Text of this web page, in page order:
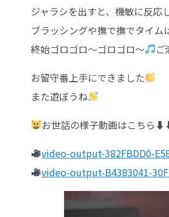
ジャラシを出すと、機敏に反応
ブラッシングや撫で撫でタイム
終始ゴロゴロ〜ゴロゴロ〜
ご
お留守番上手にできました
また遊ぼうね
お世話の様子動画はこちら
video-output-382FBDD0-
video-output-B4383041-